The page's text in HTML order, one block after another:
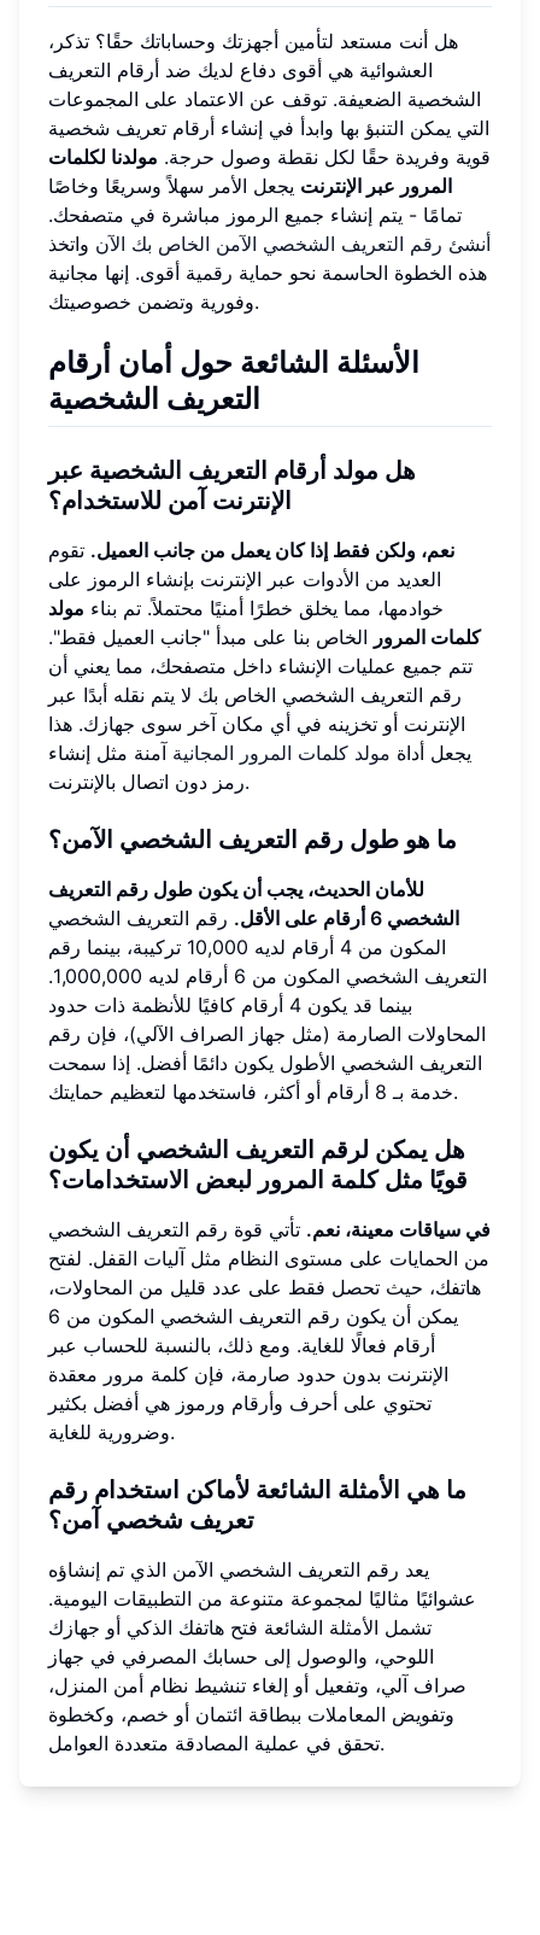
هل أنت مستعد لتأمين أجهزتك وحساباتك حقًا؟ تذكر،
العشوائية هي أقوى دفاع لديك ضد أرقام التعريف
الشخصية الضعيفة. توقف عن الاعتماد على المجموعات
التي يمكن التنبؤ بها وابدأ في إنشاء أرقام تعريف شخصية
قوية وفريدة حقًا لكل نقطة وصول حرجة. مولدنا لكلمات
المرور عبر الإنترنت يجعل الأمر سهلاً وسريعًا وخاصًا
تمامًا - يتم إنشاء جميع الرموز مباشرة في متصفحك.
أنشئ رقم التعريف الشخصي الآمن الخاص بك الآن واتخذ
هذه الخطوة الحاسمة نحو حماية رقمية أقوى. إنها مجانية
وفورية وتضمن خصوصيتك.
الأسئلة الشائعة حول أمان أرقام
التعريف الشخصية
هل مولد أرقام التعريف الشخصية عبر
الإنترنت آمن للاستخدام؟
نعم، ولكن فقط إذا كان يعمل من جانب العميل. تقوم
العديد من الأدوات عبر الإنترنت بإنشاء الرموز على
خوادمها، مما يخلق خطرًا أمنيًا محتملاً. تم بناء مولد
كلمات المرور الخاص بنا على مبدأ "جانب العميل فقط".
تتم جميع عمليات الإنشاء داخل متصفحك، مما يعني أن
رقم التعريف الشخصي الخاص بك لا يتم نقله أبدًا عبر
الإنترنت أو تخزينه في أي مكان آخر سوى جهازك. هذا
يجعل أداة مولد كلمات المرور المجانية آمنة مثل إنشاء
رمز دون اتصال بالإنترنت.
ما هو طول رقم التعريف الشخصي الآمن؟
للأمان الحديث، يجب أن يكون طول رقم التعريف
الشخصي 6 أرقام على الأقل.
رقم التعريف الشخصي
المكون من 4 أرقام لديه 10,000 تركيبة، بينما رقم
التعريف الشخصي المكون من 6 أرقام لديه 1,000,000.
بينما قد يكون 4 أرقام كافيًا للأنظمة ذات حدود
المحاولات الصارمة (مثل جهاز الصراف الآلي)، فإن رقم
التعريف الشخصي الأطول يكون دائمًا أفضل. إذا سمحت
خدمة بـ 8 أرقام أو أكثر، فاستخدمها لتعظيم حمايتك.
هل يمكن لرقم التعريف الشخصي أن يكون
قويًا مثل كلمة المرور لبعض الاستخدامات؟
في سياقات معينة، نعم. تأتي قوة رقم التعريف الشخصي
من الحمايات على مستوى النظام مثل آليات القفل. لفتح
هاتفك، حيث تحصل فقط على عدد قليل من المحاولات،
يمكن أن يكون رقم التعريف الشخصي المكون من 6
أرقام فعالًا للغاية. ومع ذلك، بالنسبة للحساب عبر
الإنترنت بدون حدود صارمة، فإن كلمة مرور معقدة
تحتوي على أحرف وأرقام ورموز هي أفضل بكثير
وضرورية للغاية.
ما هي الأمثلة الشائعة لأماكن استخدام رقم
تعريف شخصي آمن؟
يعد رقم التعريف الشخصي الآمن الذي تم إنشاؤه
عشوائيًا مثاليًا لمجموعة متنوعة من التطبيقات اليومية.
تشمل الأمثلة الشائعة فتح هاتفك الذكي أو جهازك
اللوحي، والوصول إلى حسابك المصرفي في جهاز
صراف آلي، وتفعيل أو إلغاء تنشيط نظام أمن المنزل،
وتفويض المعاملات ببطاقة ائتمان أو خصم، وكخطوة
تحقق في عملية المصادقة متعددة العوامل.